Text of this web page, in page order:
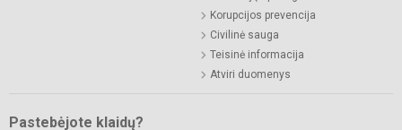
Korupcijos prevencija
Civilinė sauga
Teisinė informacija
Atviri duomenys
Pastebėjote klaidų?